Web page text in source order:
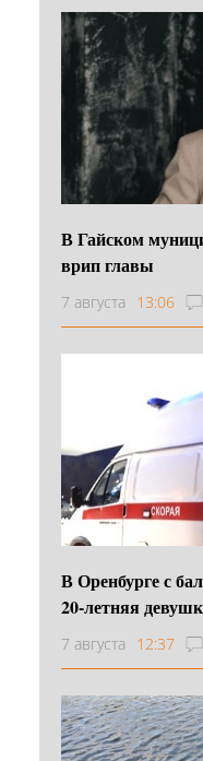
В Гайском
врип главы
7 августа 13:06
В Оренбурге с
20-летняя
7 августа 12:37